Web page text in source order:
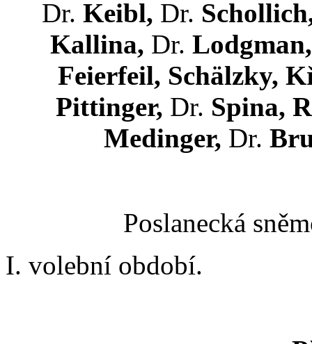
Dr. Keibl, Dr.
Kallina, Dr.
Feierfeil, Schälzky,
Pittinger, Dr. Spina,
Medinger, Dr.
Poslanecká
I. volební období.